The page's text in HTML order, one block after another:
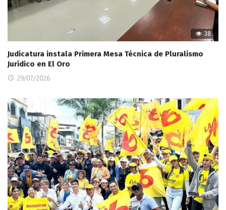
38
Judicatura instala Primera Mesa Técnica de Pluralismo
Jurídico en El Oro
29/07/2026